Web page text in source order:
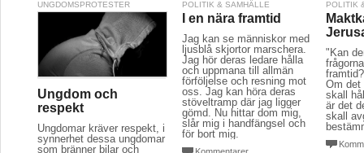
UNGDOMSPROTESTER
Ungdom och
respekt
Ungdomar kräver respekt, i
synnerhet dessa ungdomar
som bränner bilar och
POLITIK & SAMHÄLLE
I en nära framtid
Jag kan se människor med
ljusblå skjortor marschera.
Jag hör deras ledare hålla
och uppmana till allmän
förföljelse och resning mot
oss. Jag kan höra deras
stöveltramp där jag ligger
gömd. Nu hittar dom mig,
slår mig i handfängsel och
för bort mig.
POLITIK
"Kan
Om det
skall
är det
skall